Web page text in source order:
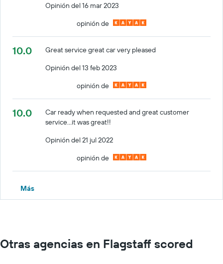
Opinión del 16 mar 2023
opinión de
10.0
Great service great car very pleased
Opinión del 13 feb 2023
opinión de
10.0
Car ready when requested and great customer
service...it was great!!
Opinión del 21 jul 2022
opinión de
Más
Otras agencias en Flagstaff scored